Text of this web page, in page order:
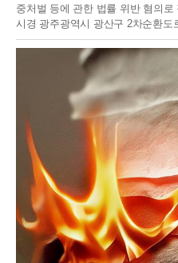
중처벌 등에 관한 법률 위반 혐의
시경 광주광역시 광산구 2차순환도
면)에서 만취 ​​상태로 혈중알코올농
고로 40대 경차 운전자가 안타깝게
겨졌다.이어 A씨는 시속 90km로
가 이런 사고를 낸 것으로 조사됐
벌금을 물고 다시 운전면허를 딴
취한 상태에서 과속을 하다 치명
역형이 불가피하다."라고 전했다.